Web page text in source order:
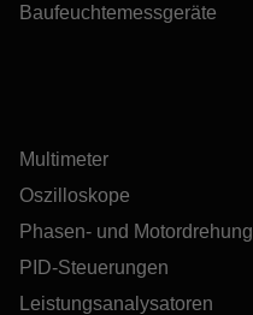
Baufeuchtemessgeräte
Multimeter
Oszilloskope
Phasen- und Motordrehung
PID-Steuerungen
Leistungsanalysatoren